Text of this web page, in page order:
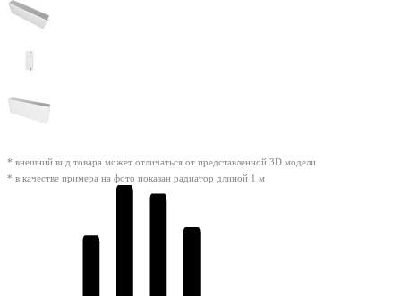
* внешний вид товара может отличаться от представленной 3D модели
* в качестве примера на фото показан радиатор длиной 1 м